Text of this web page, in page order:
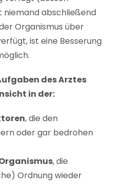
niemand abschließend
Organismus über
ist eine Besserung
des Arztes
in der:
, die den
oder gar bedrohen
, die
Ordnung wieder